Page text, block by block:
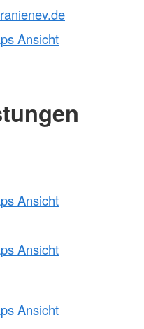
Ansicht
Ansicht
Ansicht
Ansicht